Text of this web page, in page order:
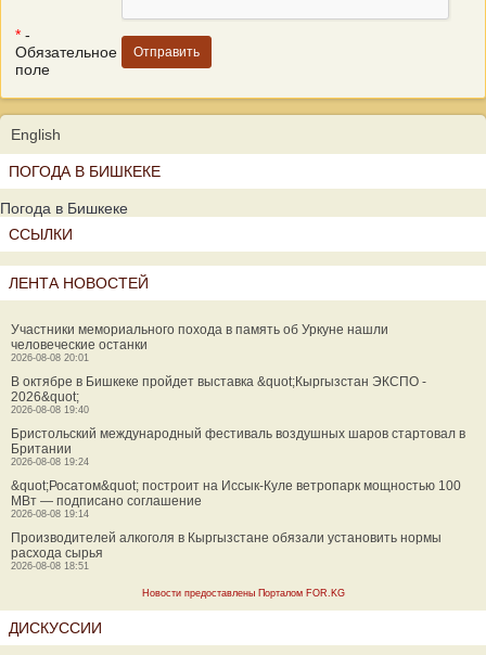
* -
Обязательное
поле
English
ПОГОДА В БИШКЕКЕ
Погода в Бишкеке
ССЫЛКИ
ЛЕНТА НОВОСТЕЙ
Участники мемориального похода в память об Уркуне нашли
человеческие останки
2026-08-08 20:01
В октябре в Бишкеке пройдет выставка &quot;Кыргызстан ЭКСПО -
2026&quot;
2026-08-08 19:40
Бристольский международный фестиваль воздушных шаров стартовал в
Британии
2026-08-08 19:24
&quot;Росатом&quot; построит на Иссык-Куле ветропарк мощностью 100
МВт — подписано соглашение
2026-08-08 19:14
Производителей алкоголя в Кыргызстане обязали установить нормы
расхода сырья
2026-08-08 18:51
Новости предоставлены Порталом FOR.KG
ДИСКУССИИ